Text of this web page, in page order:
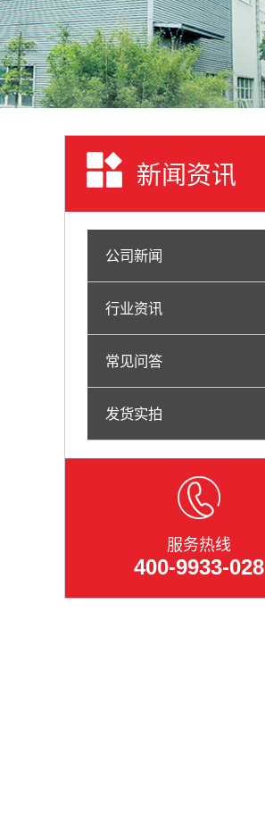
新闻资讯
公司新闻
行业资讯
常见问答
发货实拍
服务热线
400-9933-028